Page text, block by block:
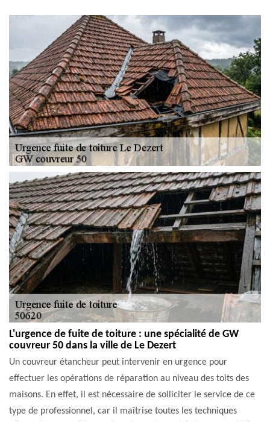
L'urgence de fuite de toiture : une spécialité de GW
couvreur 50 dans la ville de Le Dezert
Un couvreur étancheur peut intervenir en urgence pour
effectuer les opérations de réparation au niveau des toits des
maisons. En effet, il est nécessaire de solliciter le service de ce
type de professionnel, car il maîtrise toutes les techniques